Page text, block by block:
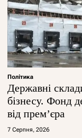
Політика
Державні
бізнесу. Фонд
від прем’єра
7 Серпня, 2026